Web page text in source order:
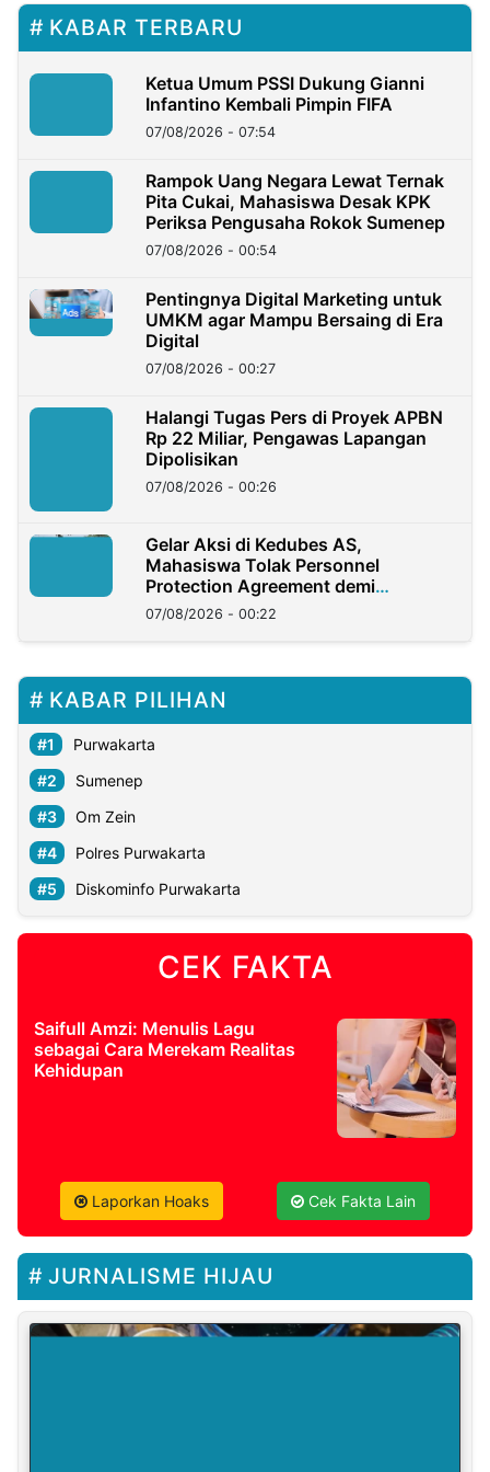
KABAR TERBARU
Ketua Umum PSSI Dukung Gianni
Infantino Kembali Pimpin FIFA
07/08/2026 - 07:54
Rampok Uang Negara Lewat Ternak
Pita Cukai, Mahasiswa Desak KPK
Periksa Pengusaha Rokok Sumenep
07/08/2026 - 00:54
Pentingnya Digital Marketing untuk
UMKM agar Mampu Bersaing di Era
Digital
07/08/2026 - 00:27
Halangi Tugas Pers di Proyek APBN
Rp 22 Miliar, Pengawas Lapangan
Dipolisikan
07/08/2026 - 00:26
Gelar Aksi di Kedubes AS,
Mahasiswa Tolak Personnel
Protection Agreement demi
Kedaulatan Negara
07/08/2026 - 00:22
KABAR PILIHAN
Purwakarta
Sumenep
Om Zein
Polres Purwakarta
Diskominfo Purwakarta
CEK FAKTA
Saifull Amzi: Menulis Lagu
sebagai Cara Merekam Realitas
Kehidupan
Laporkan Hoaks Cek Fakta Lain
JURNALISME HIJAU